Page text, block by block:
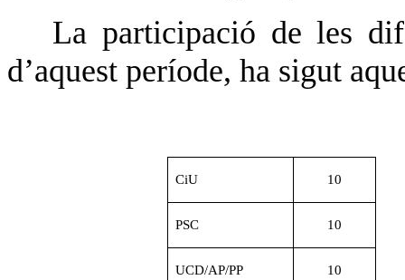
La participació de les
d’aquest període, ha sigut
CiU 10
PSC 10
UCD/AP/PP 10